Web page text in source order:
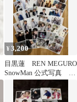
¥3,200
目黒蓮 REN MEGURO
SnowMan 公式写真 37